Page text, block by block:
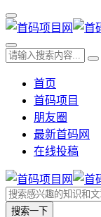
首页
首码项目
朋友圈
最新首码网
在线投稿
搜索一下